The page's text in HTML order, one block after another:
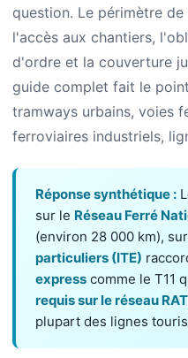
question. Le périmètre
l'accès aux chantiers,
d'ordre et la couverture
guide complet fait le point
tramways urbains, voies
ferroviaires industriels,
Réponse synthétique :
sur le Réseau Ferré
(environ 28 000 km),
particuliers (ITE)
express comme le T11
requis sur le réseau
plupart des lignes